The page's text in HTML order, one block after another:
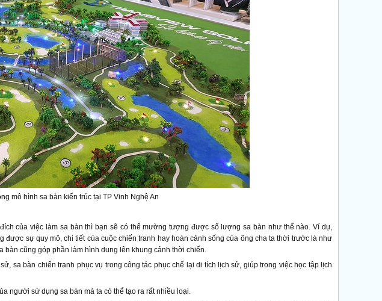
mô hình sa bàn kiến trúc tại TP Vinh Nghệ An
của việc làm sa bàn thì bạn sẽ có thể mường tượng được số lượng sa bàn như thế nào. Ví dụ,
được sự quy mô, chi tiết của cuộc chiến tranh hay hoàn cảnh sống của ông cha ta thời trước là như
cũng góp phần làm hình dung lên khung cảnh thời chiến.
sa bàn chiến tranh phục vụ trong công tác phục chế lại di tích lịch sử, giúp trong việc học tập lịch
người sử dụng sa bàn mà ta có thể tạo ra rất nhiều loại.